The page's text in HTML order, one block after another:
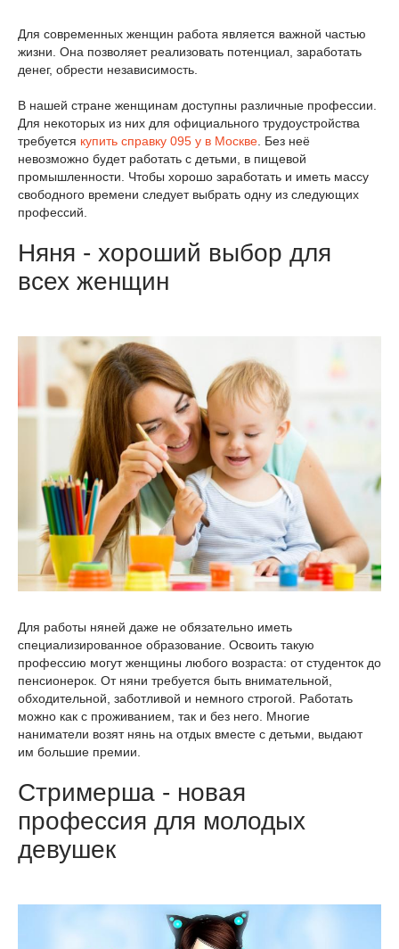
Для современных женщин работа является важной частью
жизни. Она позволяет реализовать потенциал, заработать
денег, обрести независимость.
В нашей стране женщинам доступны различные профессии.
Для некоторых из них для официального трудоустройства
требуется купить справку 095 у в Москве . Без неё
невозможно будет работать с детьми, в пищевой
промышленности. Чтобы хорошо заработать и иметь массу
свободного времени следует выбрать одну из следующих
профессий.
Няня - хороший выбор для
всех женщин
Для работы няней даже не обязательно иметь
специализированное образование. Освоить такую
профессию могут женщины любого возраста: от студенток до
пенсионерок. От няни требуется быть внимательной,
обходительной, заботливой и немного строгой. Работать
можно как с проживанием, так и без него. Многие
наниматели возят нянь на отдых вместе с детьми, выдают
им большие премии.
Стримерша - новая
профессия для молодых
девушек